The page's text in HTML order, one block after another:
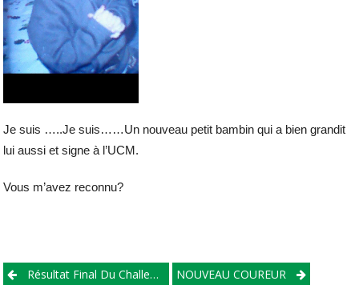
Je suis …..Je suis……Un nouveau petit bambin qui a bien grandit
lui aussi et signe à l’UCM.
Vous m’avez reconnu?
PostRésultat Final Du Challenge Régional. NOUVEAU COUREUR